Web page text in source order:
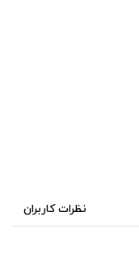
نظرات کاربران